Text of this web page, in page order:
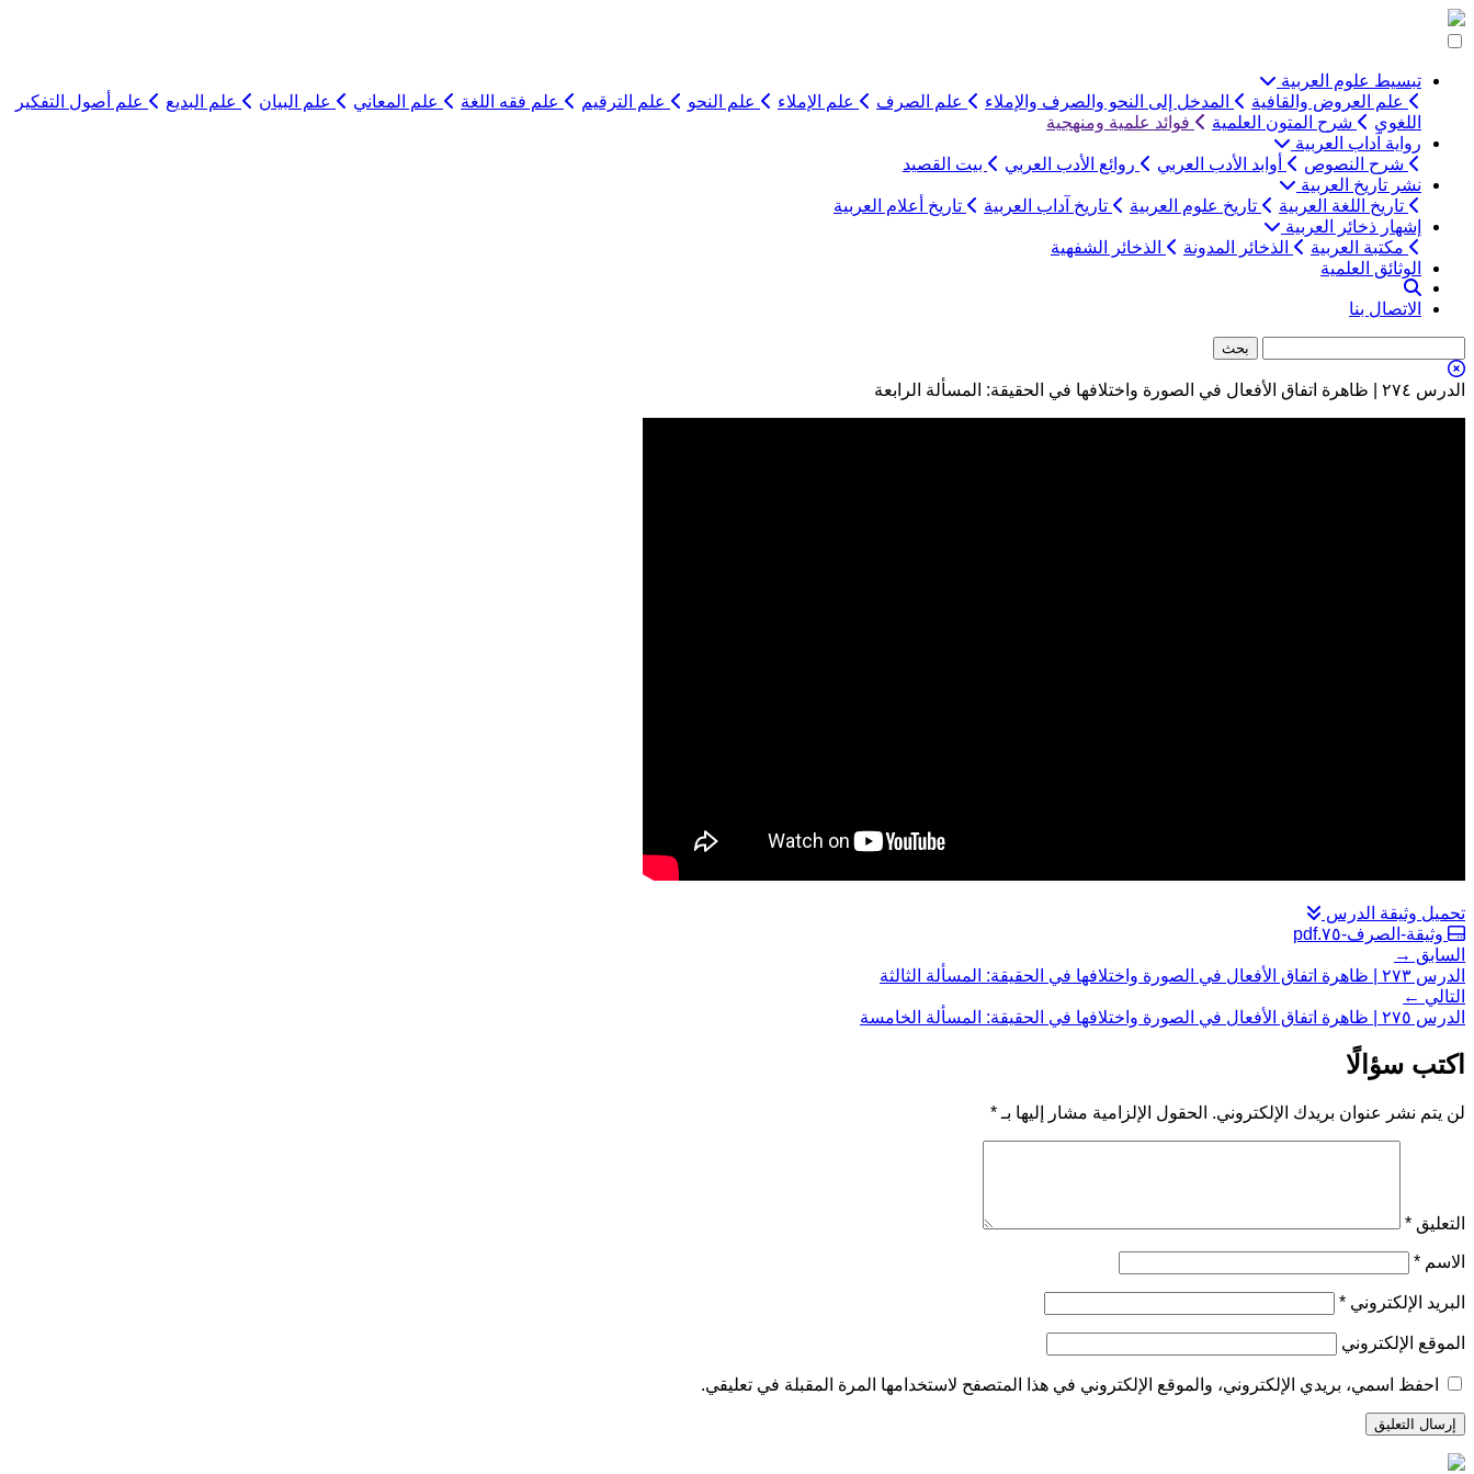
التخطي
إلى
تبسيط علوم العربية
علم العروض والقافية
المدخل إلى النحو والصرف والإملاء علم الصرف علم الإملاء علم النحو علم الترقيم علم فقه اللغة علم المعاني علم البيان علم البديع
علم أصول التفكير
اللغوي
شرح المتون العلمية
فوائد علمية ومنهجية
رواية آداب العربية
شرح النصوص
أوابد الأدب العربي روائع الأدب العربي
بيت القصيد
نشر تاريخ العربية
تاريخ اللغة العربية
تاريخ علوم العربية تاريخ آداب العربية
تاريخ أعلام العربية
إشهار ذخائر العربية
مكتبة العربية
الذخائر المدونة
الذخائر الشفهية
الوثائق العلمية
الاتصال بنا
الدرس ٢٧٤ | ظاهرة اتفاق الأفعال في الصورة واختلافها في الحقيقة: المسألة الرابعة
تحميل وثيقة الدرس
وثيقة-الصرف-٧٥.pdf
السابق →
الدرس ٢٧٣ | ظاهرة اتفاق الأفعال في الصورة واختلافها في الحقيقة: المسألة الثالثة
التالي ←
الدرس ٢٧٥ | ظاهرة اتفاق الأفعال في الصورة واختلافها في الحقيقة: المسألة الخامسة
اكتب سؤالًا
لن يتم نشر عنوان بريدك الإلكتروني. الحقول الإلزامية مشار إليها بـ *
التعليق *
الاسم *
البريد الإلكتروني *
الموقع الإلكتروني
احفظ اسمي، بريدي الإلكتروني، والموقع الإلكتروني في هذا المتصفح لاستخدامها المرة المقبلة في تعليقي.